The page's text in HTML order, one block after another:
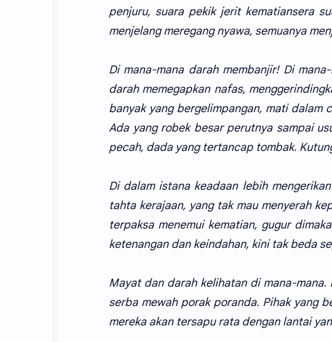
penjuru, suara pekik jerit kematiansera
menjelang meregang nyawa, semuanya
Di mana-mana darah membanjir! Di
darah memegapkan nafas,
banyak yang bergelimpangan, mati
Ada yang robek besar perutnya sampai
pecah, dada yang tertancap tombak.
Di dalam istana keadaan lebih
tahta kerajaan, yang tak mau menyerah
terpaksa menemui kematian, gugur
ketenangan dan keindahan, kini tak beda
Mayat dan darah kelihatan di mana-
serba mewah porak poranda. Pihak yang
mereka akan tersapu rata dengan lantai